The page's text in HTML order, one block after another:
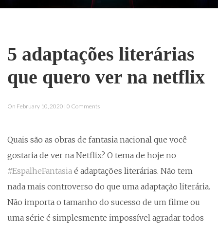
5 adaptações literárias
que quero ver na netflix
On February 10, 2020 | 0 Comments
Quais são as obras de fantasia nacional que você
gostaria de ver na Netflix? O tema de hoje no
#EspalheFantasia é adaptações literárias. Não tem
nada mais controverso do que uma adaptação literária.
Não importa o tamanho do sucesso de um filme ou
uma série é simplesmente impossível agradar todos